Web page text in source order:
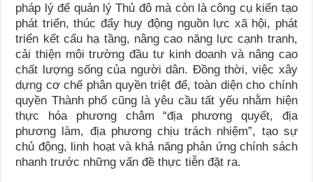
pháp lý để quản lý Thủ đô mà còn là công cụ kiến tạo
phát triển, thúc đẩy huy động nguồn lực xã hội, phát
triển kết cấu hạ tầng, nâng cao năng lực cạnh tranh,
cải thiện môi trường đầu tư kinh doanh và nâng cao
chất lượng sống của người dân. Đồng thời, việc xây
dựng cơ chế phân quyền triệt để, toàn diện cho chính
quyền Thành phố cũng là yêu cầu tất yếu nhằm hiện
thực hóa phương châm “địa phương quyết, địa
phương làm, địa phương chịu trách nhiệm”, tạo sự
chủ động, linh hoạt và khả năng phản ứng chính sách
nhanh trước những vấn đề thực tiễn đặt ra.